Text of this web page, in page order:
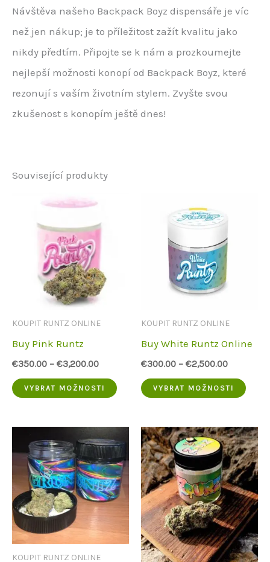
Návštěva našeho Backpack Boyz dispensáře je víc
než jen nákup; je to příležitost zažít kvalitu jako
nikdy předtím. Připojte se k nám a prozkoumejte
nejlepší možnosti konopí od Backpack Boyz, které
rezonují s vaším životním stylem. Zvyšte svou
zkušenost s konopím ještě dnes!
Související produkty
KOUPIT RUNTZ ONLINE
Buy Pink Runtz
€350.00 – €3,200.00
VYBRAT MOŽNOSTI
Tento
má
více
variant.
Možnosti
vybrat
KOUPIT RUNTZ ONLINE
Buy White Runtz Online
€300.00 – €2,500.00
VYBRAT MOŽNOSTI
má
více
lze
na
KOUPIT RUNTZ ONLINE